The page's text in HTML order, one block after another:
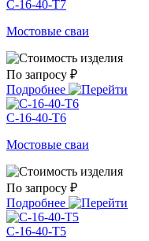
С-16-40-Т7
Мостовые сваи
По запросу ₽
Подробнее
С-16-40-Т6
Мостовые сваи
По запросу ₽
Подробнее
С-16-40-Т5